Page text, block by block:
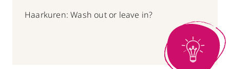
Haarkuren: Wash out or leave in?